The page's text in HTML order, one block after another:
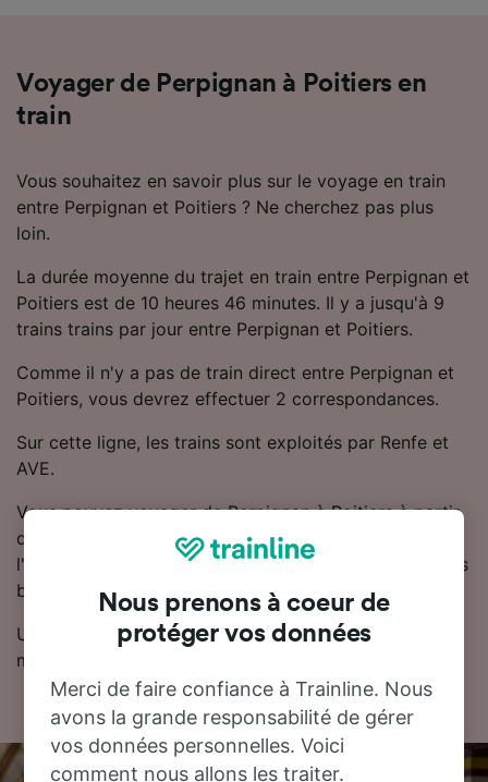
Voyager de Perpignan à Poitiers en
train
Vous souhaitez en savoir plus sur le voyage en train
entre Perpignan et Poitiers ? Ne cherchez pas plus
loin.
La durée moyenne du trajet en train entre Perpignan et
Poitiers est de 10 heures 46 minutes. Il y a jusqu'à 9
trains trains par jour entre Perpignan et Poitiers.
Comme il n'y a pas de train direct entre Perpignan et
Poitiers, vous devrez effectuer 2 correspondances.
Sur cette ligne, les trains sont exploités par Renfe et
AVE.
Vous pouvez voyager de Perpignan à Poitiers à partir
de seulement 87.97 CHF. Réserver son billet de train à
l'avance permet généralement de trouver des prix plus
bas.
Utilisez notre planificateur de voyage pour obtenir les
meilleurs prix sur vos billets.
Nous prenons à coeur de
protéger vos données
Merci de faire confiance à Trainline. Nous
avons la grande responsabilité de gérer
vos données personnelles. Voici
comment nous allons les traiter.